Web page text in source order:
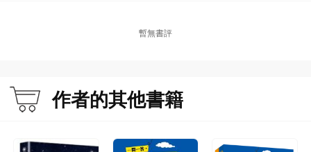
暫無書評
作者的其他書籍